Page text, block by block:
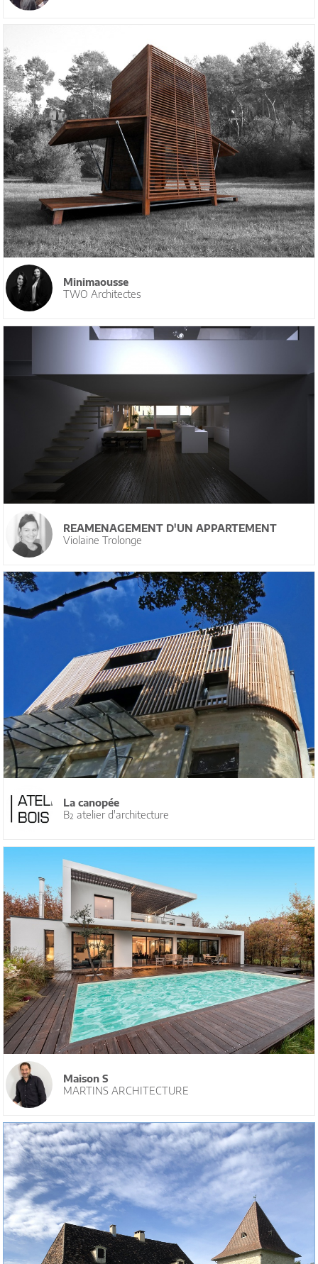
Minimaousse
TWO Architectes
REAMENAGEMENT D'UN APPARTEMENT
Violaine Trolonge
La canopée
B² atelier d'architecture
Maison S
MARTINS ARCHITECTURE